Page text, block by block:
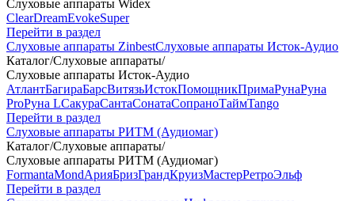
Слуховые аппараты Widex
ClearDreamEvokeSuper
Перейти в раздел
Слуховые аппараты ZinbestСлуховые аппараты Исток-Аудио
Каталог/Слуховые аппараты/
Слуховые аппараты Исток-Аудио
АтлантБагираБарсВитязьИстокПомощникПримаРунаРуна
ProРуна LСакураСантаСонатаСопраноТаймTango
Перейти в раздел
Слуховые аппараты РИТМ (Аудиомаг)
Каталог/Слуховые аппараты/
Слуховые аппараты РИТМ (Аудиомаг)
FormantaMondАрияБризГрандКруизМастерРетроЭльф
Перейти в раздел